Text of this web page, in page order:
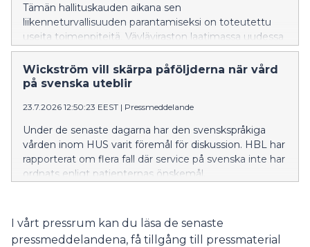
Tämän hallituskauden aikana sen
liikenneturvallisuuden parantamiseksi on toteutettu
useita toimenpiteitä. Väyläviraston laatimassa uudessa
investointiohjelmassa valtatie 25:n kehittämistoimet
on asetettu etusijalle.
Wickström vill skärpa påföljderna när vård
på svenska uteblir
23.7.2026 12:50:23 EEST | Pressmeddelande
Under de senaste dagarna har den svenskspråkiga
vården inom HUS varit föremål för diskussion. HBL har
rapporterat om flera fall där service på svenska inte har
ordnats enligt patienternas önskemål.
I vårt pressrum kan du läsa de senaste
pressmeddelandena, få tillgång till pressmaterial